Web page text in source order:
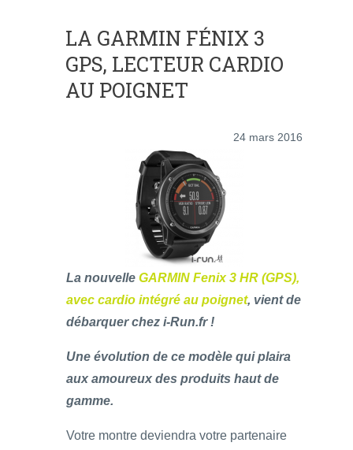
LA GARMIN FÉNIX 3
GPS, LECTEUR CARDIO
AU POIGNET
24 mars 2016
La nouvelle GARMIN Fenix 3 HR (GPS),
avec cardio intégré au poignet, vient de
débarquer chez i-Run.fr !
Une évolution de ce modèle qui plaira
aux amoureux des produits haut de
gamme.
Votre montre deviendra votre partenaire